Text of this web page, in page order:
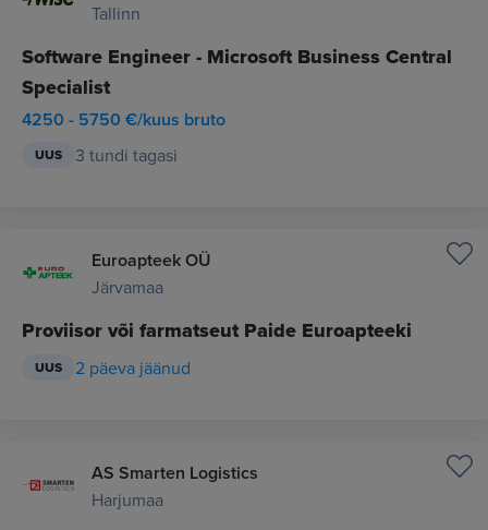
Tallinn
Software Engineer - Microsoft Business Central
Specialist
4250 - 5750 €/kuus bruto
UUS 3 tundi tagasi
Euroapteek OÜ
Järvamaa
Proviisor või farmatseut Paide Euroapteeki
UUS 2 päeva jäänud
AS Smarten Logistics
Harjumaa